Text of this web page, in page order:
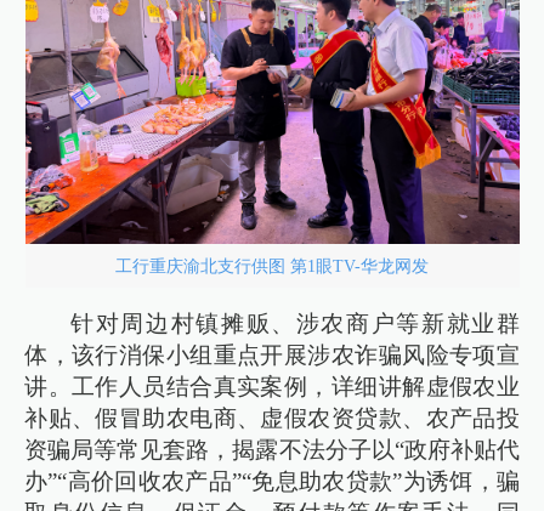
工行重庆渝北支行供图 第1眼TV-华龙网发
针对周边村镇摊贩、涉农商户等新就业群
体，该行消保小组重点开展涉农诈骗风险专项宣
讲。工作人员结合真实案例，详细讲解虚假农业
补贴、假冒助农电商、虚假农资贷款、农产品投
资骗局等常见套路，揭露不法分子以“政府补贴代
办”“高价回收农产品”“免息助农贷款”为诱饵，骗